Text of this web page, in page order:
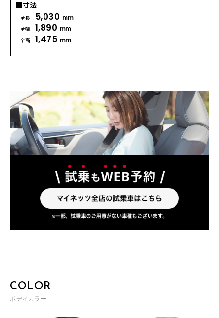
■寸法
全長 5,030 mm
全幅 1,890 mm
全高 1,475 mm
COLOR
ボディカラー